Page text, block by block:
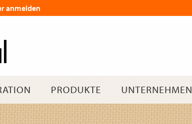
PRODUKTE UNTERNEHMEN
anmelden